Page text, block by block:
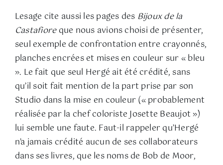
Lesage cite aussi les pages des Bijoux de la
Castafioreque nous avions choisi de présenter,
seul exemple de confrontation entre crayonnés,
planches encrées et mises en couleur sur « bleu
». Le fait que seul Hergé ait été crédité, sans
qu’il soit fait mention de la part prise par son
Studio dans la mise en couleur (« probablement
réalisée par la chef coloriste Josette Beaujot »)
lui semble une faute. Faut-il rappeler qu’Hergé
n’a jamais crédité aucun de ses collaborateurs
dans ses livres, que les noms de Bob de Moor,